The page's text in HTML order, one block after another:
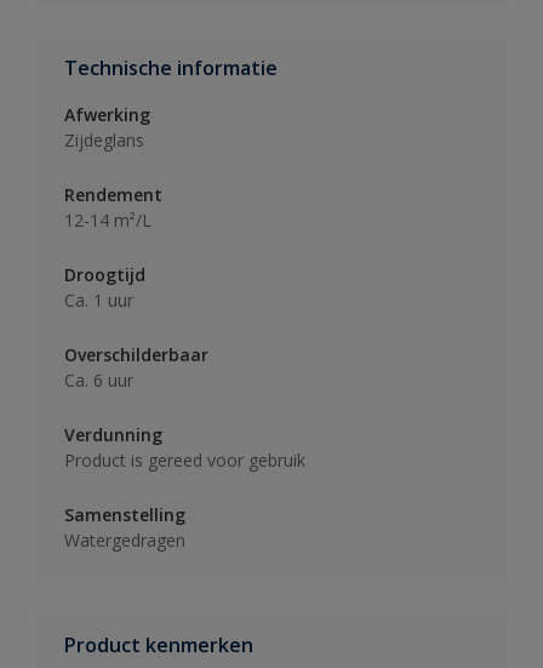
Technische informatie
Afwerking
Zijdeglans
Rendement
12-14 m²/L
Droogtijd
Ca. 1 uur
Overschilderbaar
Ca. 6 uur
Verdunning
Product is gereed voor gebruik
Samenstelling
Watergedragen
Product kenmerken